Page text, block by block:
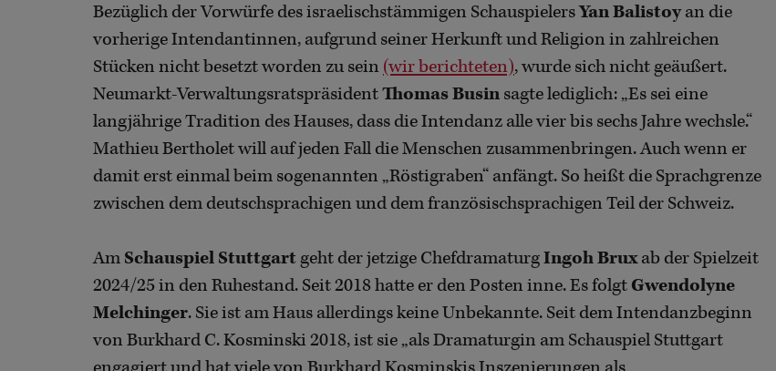
Bezüglich der Vorwürfe des israelischstämmigen SchauspielersYan Balistoyan die
vorherige Intendantinnen, aufgrund seiner Herkunft und Religion in zahlreichen
Stücken nicht besetzt worden zu sein (wir berichteten), wurde sich nicht geäußert.
Neumarkt-VerwaltungsratspräsidentThomas Busin sagte lediglich: „Es sei eine
langjährige Tradition des Hauses, dass die Intendanz alle vier bis sechs Jahre wechsle.“
Mathieu Bertholet will auf jeden Fall die Menschen zusammenbringen. Auch wenn er
damit erst einmal beim sogenannten „Röstigraben“ anfängt. So heißt die Sprachgrenze
zwischen dem deutschsprachigen und dem französischsprachigen Teil der Schweiz.
Am Schauspiel Stuttgart geht der jetzige ChefdramaturgIngoh Bruxab der Spielzeit
2024/25 in den Ruhestand. Seit 2018 hatte er den Posten inne. Es folgt Gwendolyne
Melchinger. Sie ist am Haus allerdings keine Unbekannte. Seit dem Intendanzbeginn
von Burkhard C. Kosminski 2018, ist sie „als Dramaturgin am Schauspiel Stuttgart